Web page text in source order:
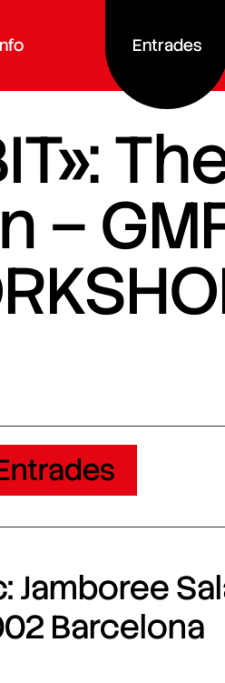
Entrades
–
Jamboree
Barcelona